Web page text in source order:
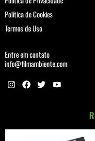
Política de Cookies
Termos de Uso
Entre em contato
info@filmambiente.com